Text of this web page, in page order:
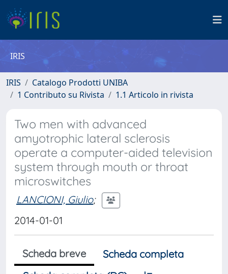
IRIS
IRIS
Catalogo Prodotti UNIBA
1 Contributo su Rivista
1.1 Articolo in rivista
Two men with advanced
amyotrophic lateral sclerosis
operate a computer-aided television
system through mouth or throat
microswitches
LANCIONI, Giulio;
2014-01-01
Scheda breve
Scheda completa